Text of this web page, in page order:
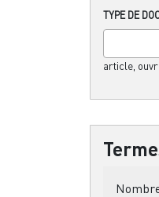
TYPE DE
article,